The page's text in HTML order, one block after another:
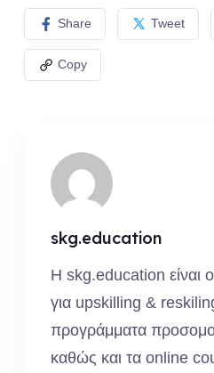
Share Tweet
Copy
skg.education
Η skg.education είναι
για upskilling &
προγράμματα
καθώς και τα online